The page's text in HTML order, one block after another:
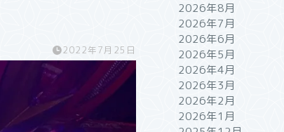
2022年7月25日
2026年8月
2026年7月
2026年6月
2026年5月
2026年4月
2026年3月
2026年2月
2026年1月